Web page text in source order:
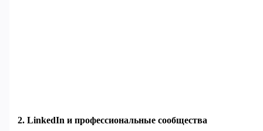
2. LinkedIn и профессиональные сообщества